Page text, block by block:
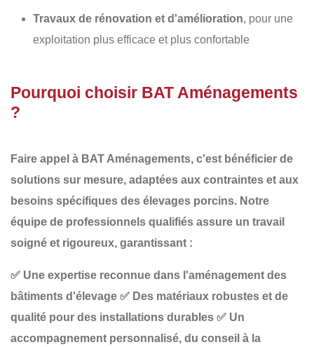
Travaux de rénovation et d'amélioration, pour une
exploitation plus efficace et plus confortable
Pourquoi choisir BAT Aménagements
?
Faire appel à BAT Aménagements, c'est bénéficier de
solutions sur mesure, adaptées aux contraintes et aux
besoins spécifiques des élevages porcins. Notre
équipe de professionnels qualifiés assure un travail
soigné et rigoureux, garantissant :
✅ Une expertise reconnue dans l'aménagement des
bâtiments d'élevage ✅ Des matériaux robustes et de
qualité pour des installations durables ✅ Un
accompagnement personnalisé, du conseil à la